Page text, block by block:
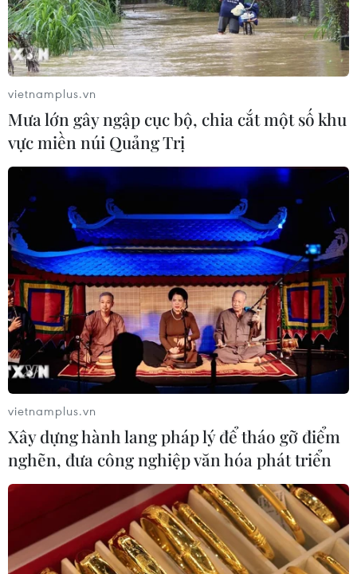
vietnamplus.vn
Mưa lớn gây ngập cục bộ, chia cắt một số khu
vực miền núi Quảng Trị
vietnamplus.vn
Xây dựng hành lang pháp lý để tháo gỡ điểm
nghẽn, đưa công nghiệp văn hóa phát triển